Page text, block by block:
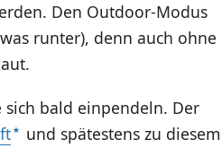
Den Outdoor-Modus
runter), denn auch ohne
bald einpendeln. Der
und spätestens zu diesem